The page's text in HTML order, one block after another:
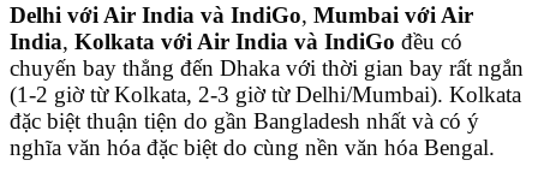
Delhi với Air India và IndiGo, Mumbai với Air
India, Kolkata với Air India và IndiGo đều có
chuyến bay thẳng đến Dhaka với thời gian bay rất ngắn
(1-2 giờ từ Kolkata, 2-3 giờ từ Delhi/Mumbai). Kolkata
đặc biệt thuận tiện do gần Bangladesh nhất và có ý
nghĩa văn hóa đặc biệt do cùng nền văn hóa Bengal.